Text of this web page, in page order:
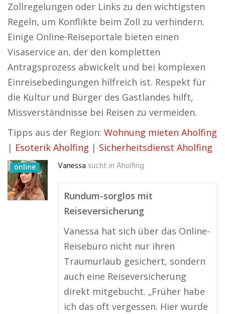
Zollregelungen oder Links zu den wichtigsten
Regeln, um Konflikte beim Zoll zu verhindern.
Einige Online-Reiseportale bieten einen
Visaservice an, der den kompletten
Antragsprozess abwickelt und bei komplexen
Einreisebedingungen hilfreich ist. Respekt für
die Kultur und Bürger des Gastlandes hilft,
Missverständnisse bei Reisen zu vermeiden.
Tipps aus der Region: Wohnung mieten Aholfing
| Esoterik Aholfing | Sicherheitsdienst Aholfing
online Vanessa sucht in Aholfing
Rundum-sorglos mit
Reiseversicherung
Vanessa hat sich über das Online-
Reisebüro nicht nur ihren
Traumurlaub gesichert, sondern
auch eine Reiseversicherung
direkt mitgebucht. „Früher habe
ich das oft vergessen. Hier wurde